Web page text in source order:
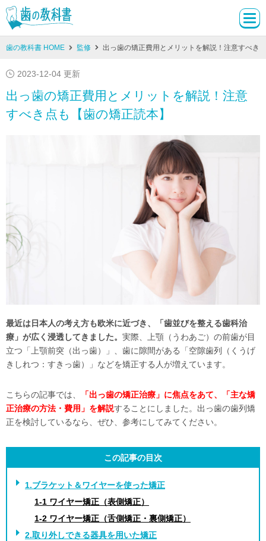
歯の教科書 HOME 監修 出っ歯の矯正費用とメリットを解説！注意すべき
2023-12-04 更新
出っ歯の矯正費用とメリットを解説！注意
すべき点も【歯の矯正読本】
最近は日本人の考え方も欧米に近づき、「歯並びを整える歯科治
療」が広く浸透してきました。 実際、上顎（うわあご）の前歯が目
立つ「上顎前突（出っ歯）」、歯に隙間がある「空隙歯列（くうげ
きしれつ：すきっ歯）」などを矯正する人が増えています。
こちらの記事では、
「出っ歯の矯正治療」に焦点をあて、「主な矯
正治療の方法・費用」を解説することにしました。出っ歯の歯列矯
正を検討しているなら、ぜひ、参考にしてみてください。
この記事の目次
1.ブラケット＆ワイヤーを使った矯正
1-1 ワイヤー矯正（表側矯正）
1-2 ワイヤー矯正（舌側矯正・裏側矯正）
2.取り外しできる器具を用いた矯正